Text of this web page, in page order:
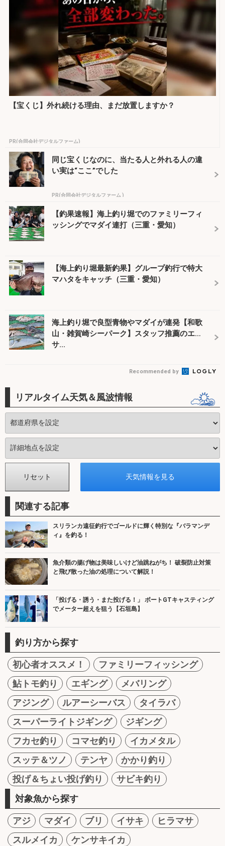
【宝くじ】外れ続ける理由、まだ放置しますか？
PR(合同会社デジタルファーム)
同じ宝くじなのに、当たる人と外れる人の違
い実は“ここ”でした
PR(合同会社デジタルファーム )
【釣果速報】海上釣り堀でのファミリーフィ
ッシングでマダイ連打（三重・愛知）
【海上釣り堀最新釣果】グループ釣行で特大
マハタをキャッチ（三重・愛知）
海上釣り堀で良型青物やマダイが連発【和歌
山・雑賀崎シーパーク】スタッフ推薦のエ
サ...
Recommended by
リアルタイム天気＆風波情報
関連する記事
スリランカ遠征釣行でゴールドに輝く特別な『バラマンデ
ィ』を釣る！
魚介類の揚げ物は美味しいけど油跳ねがち！ 破裂防止対策
と飛び散った油の処理について解説！
「投げる・誘う・また投げる！」 ボートGTキャスティング
でメーター超えを狙う【石垣島】
釣り方から探す
初心者オススメ！
ファミリーフィッシング
鮎トモ釣り
エギング
メバリング
アジング
ルアーシーバス
タイラバ
スーパーライトジギング
ジギング
フカセ釣り
コマセ釣り
イカメタル
スッテ＆ツノ
テンヤ
かかり釣り
投げ＆ちょい投げ釣り
サビキ釣り
対象魚から探す
アジ マダイ ブリ イサキ
ヒラマサ
スルメイカ
ケンサキイカ